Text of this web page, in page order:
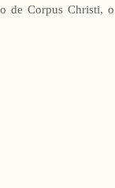
de Corpus Christi, o